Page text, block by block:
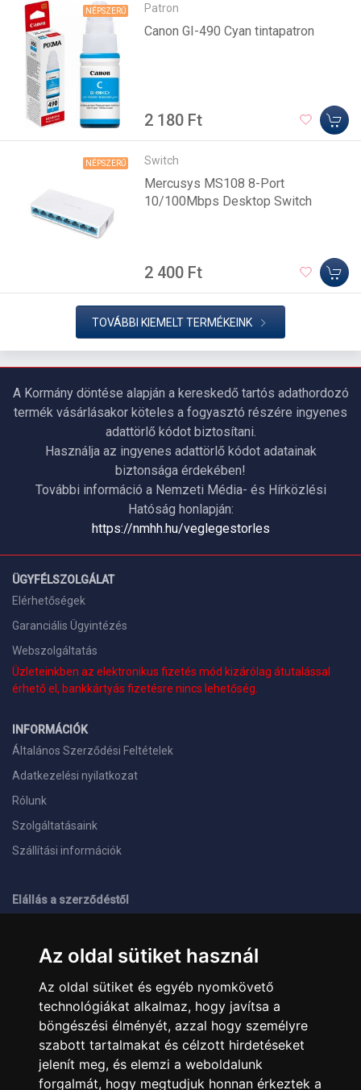
Az oldal sütiket használ
Az oldal sütiket és egyéb nyomkövető
technológiákat alkalmaz, hogy javítsa a
böngészési élményét, azzal hogy személyre
szabott tartalmakat és célzott hirdetéseket
jelenít meg, és elemzi a weboldalunk
forgalmát, hogy megtudjuk honnan érkeztek a
NÉPSZERŰ Patron
Canon GI-490 Cyan tintapatron
2 180 Ft
NÉPSZERŰ Switch
Mercusys MS108 8-Port
10/100Mbps Desktop Switch
2 400 Ft
TOVÁBBI KIEMELT TERMÉKEINK
A Kormány döntése alapján a kereskedő tartós adathordozó
termék vásárlásakor köteles a fogyasztó részére ingyenes
adattörlő kódot biztosítani.
Használja az ingyenes adattörlő kódot adatainak
biztonsága érdekében!
További információ a Nemzeti Média- és Hírközlési
Hatóság honlapján:
https://nmhh.hu/veglegestorles
ÜGYFÉLSZOLGÁLAT
Elérhetőségek
Garanciális Ügyintézés
Webszolgáltatás
Üzleteinkben az elektronikus fizetés mód kizárólag átutalással
érhető el, bankkártyás fizetésre nincs lehetőség.
INFORMÁCIÓK
Általános Szerződési Feltételek
Adatkezelési nyilatkozat
Rólunk
Szolgáltatásaink
Szállítási információk
Elállás a szerződéstől
+36 1 445 4161
info@landcomputer.hu
1148 Budapest, Nagy Lajos király útja 24.
Nyitvatartás és kapcsolat
PARTNEREINK